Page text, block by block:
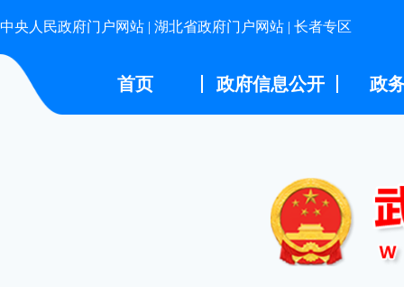
中央人民政府门户网站 | 湖北省政府门户网站 | 长者专区
首页 政府信息公开 政